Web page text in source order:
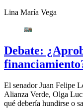
Lina María Vega
Debate:
El senador Juan Felipe
Alianza Verde, Olga
qué debería hundirse o